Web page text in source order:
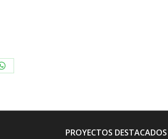
Share
PROYECTOS DESTACADOS